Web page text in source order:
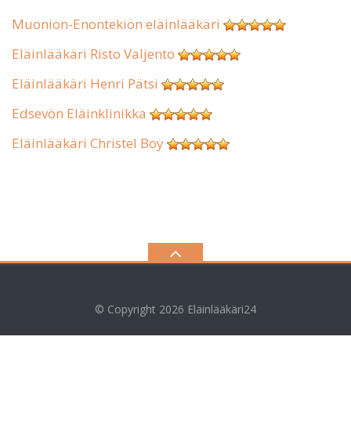
Muonion-Enontekiön eläinlääkäri
Eläinlääkäri Risto Valjento
Eläinlääkäri Henri Pätsi
Edsevön Eläinklinikka
Eläinlääkäri Christel Boy
© Copyright 2026 Eläinlääkäri24